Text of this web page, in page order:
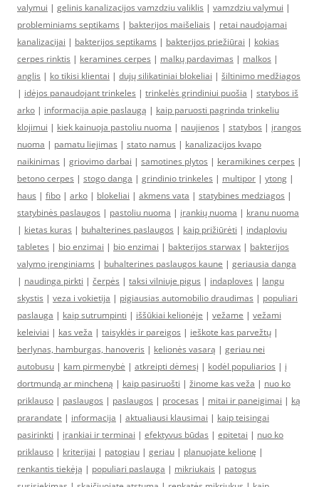
valymui | gelinis kanalizacijos vamzdziu valiklis | vamzdziu valymui |
probleminiams septikams | bakterijos maišeliais | retai naudojamai
kanalizacijai | bakterijos septikams | bakterijos priežiūrai | kokias
cerpes rinktis | keramines cerpes | malkų pardavimas | malkos |
anglis | ko tikisi klientai | dujų silikatiniai blokeliai | šiltinimo medžiagos
| idėjos panaudojant trinkeles | trinkelės grindiniui puošia | statybos iš
arko | informacija apie paslaugą | kaip paruosti pagrinda trinkeliu
klojimui | kiek kainuoja pastoliu nuoma | naujienos | statybos | įrangos
nuoma | pamatu liejimas | stato namus | kanalizacijos kvapo
naikinimas | griovimo darbai | samotines plytos | keramikines cerpes |
betono cerpes | stogo danga | grindinio trinkeles | multipor | ytong |
haus | fibo | arko | blokeliai | akmens vata | statybines medziagos |
statybinės paslaugos | pastoliu nuoma | įrankių nuoma | kranu nuoma
| kietas kuras | buhalterines paslaugos | kaip prižiūrėti | indaploviu
tabletes | bio enzimai | bio enzimai | bakterijos starwax | bakterijos
valymo įrenginiams | buhalterines paslaugos kaune | geriausia danga
| naudinga pirkti | čerpės | taksi vilniuje pigus | indaploves | langu
skystis | veza i vokietija | pigiausias automobilio draudimas | populiari
paslauga | kaip sutrumpinti | iššūkiai kelionėje | vežame | vežami
keleiviai | kas veža | taisyklės ir pareigos | ieškote kas parvežtų |
berlynas, hamburgas, hanoveris | kelionės vasarą | geriau nei
autobusu | kam pirmenybė | atkreipti dėmesį | kodėl populiarios | į
dortmundą ar mincheną | kaip pasiruošti | žinome kas veža | nuo ko
priklauso | paslaugos | paslaugos | procesas | mitai ir paneigimai | ką
prarandate | informacija | aktualiausi klausimai | kaip teisingai
pasirinkti | įrankiai ir terminai | efektyvus būdas | epitetai | nuo ko
priklauso | kriterijai | patogiau | geriau | planuojate kelionę |
renkantis tiekėją | populiari paslauga | mikriukais | patogus